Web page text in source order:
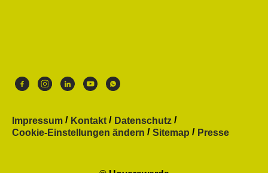
Impressum Kontakt
Datenschutz
Cookie-Einstellungen ändern
Sitemap Presse